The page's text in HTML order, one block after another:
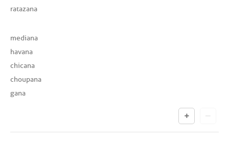
ratazana
mediana
havana
chicana
choupana
gana